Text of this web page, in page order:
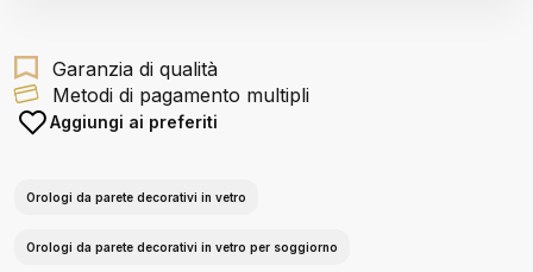
Garanzia di qualità
Metodi di pagamento multipli
Aggiungi ai preferiti
Orologi da parete decorativi in vetro
Orologi da parete decorativi in vetro per soggiorno